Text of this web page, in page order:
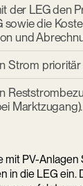
der LEG den
sowie die
und
Strom prioritär
Marktzugang).
sich an
von
(MFH)
mit PV-Anlagen
in die LEG ein.